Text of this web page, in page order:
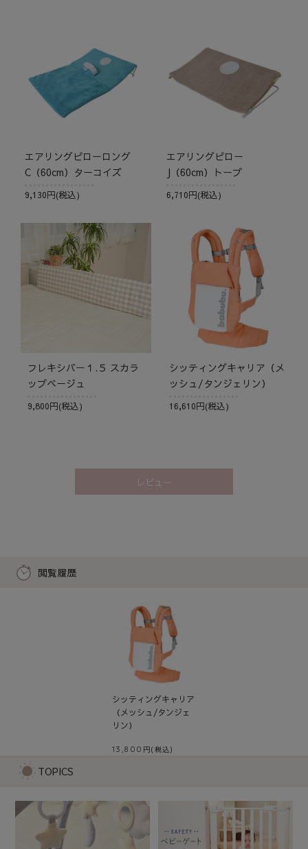
エアリングピローロング
C（60cm）ターコイズ
9,130円(税込)
エアリングピロー
J（60cm）トープ
6,710円(税込)
フレキシバー１.５ スカラ
ップベージュ
9,800円(税込)
シッティングキャリア（メ
ッシュ/タンジェリン）
16,610円(税込)
レビュー
閲覧履歴
シッティングキャリア
（メッシュ/タンジェ
リン）
13,800
TOPICS